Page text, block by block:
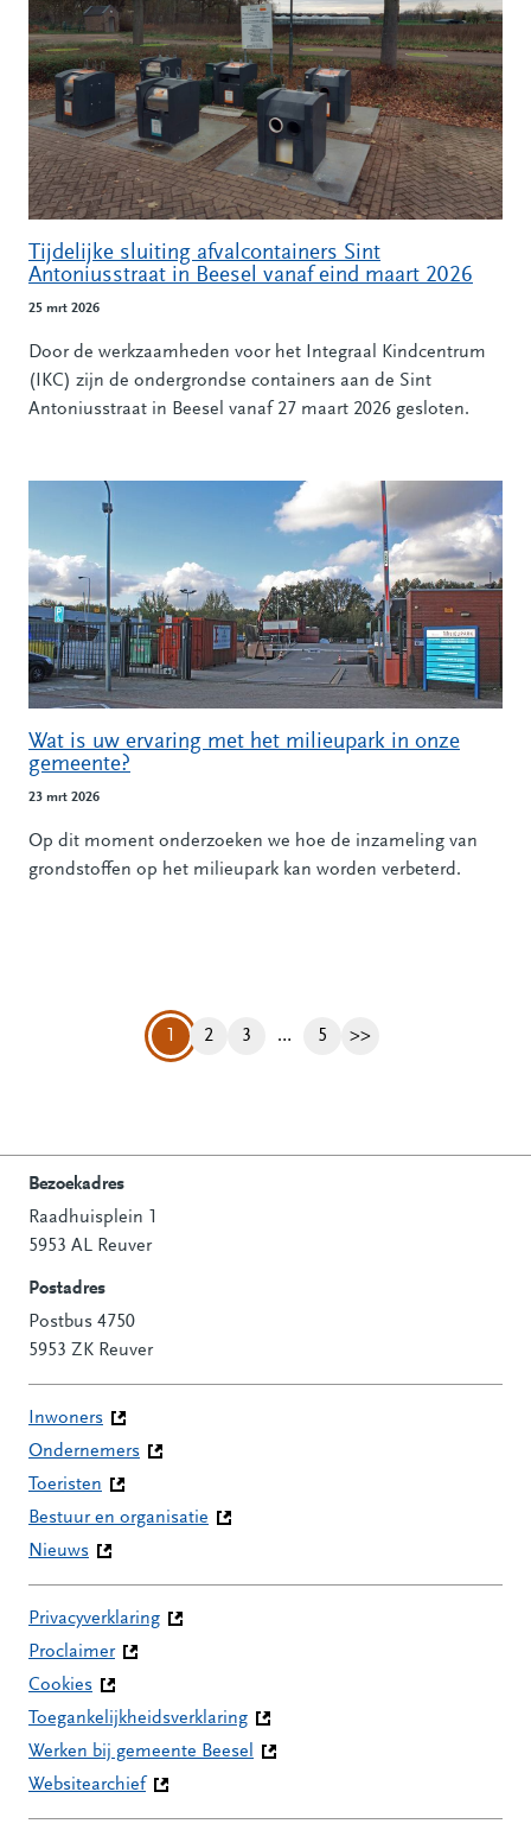
Tijdelijke sluiting afvalcontainers Sint
Antoniusstraat in Beesel vanaf eind maart 2026
25 mrt 2026
Door de werkzaamheden voor het Integraal Kindcentrum
(IKC) zijn de ondergrondse containers aan de Sint
Antoniusstraat in Beesel vanaf 27 maart 2026 gesloten.
Wat is uw ervaring met het milieupark in onze
gemeente?
23 mrt 2026
Op dit moment onderzoeken we hoe de inzameling van
grondstoffen op het milieupark kan worden verbeterd.
Pagina
2 Pagina
3 … Pagina
5 Volgende pagina
>>
Contactinformatie
Bezoekadres
Raadhuisplein 1
5953 AL Reuver
Postadres
Postbus 4750
5953 ZK Reuver
Inwoners
Ondernemers
Toeristen
Bestuur en organisatie
Nieuws
Privacyverklaring
Proclaimer
Cookies
Toegankelijkheidsverklaring
Werken bij gemeente Beesel
Websitearchief